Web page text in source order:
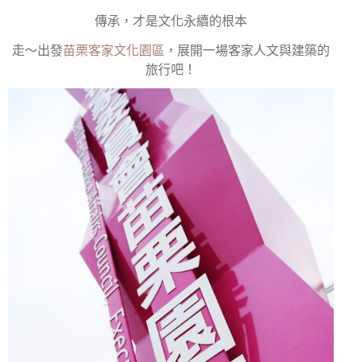
傳承，才是文化永續的根本
走～出發苗栗客家文化園區 ，展開一場客家人文與建築的
旅行吧！